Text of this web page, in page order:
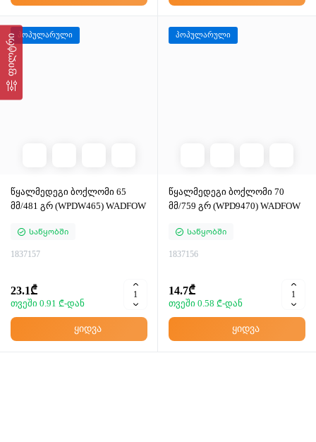
ფილტრი პოპულარული
წყალმედეგი ბოქლომი 65
მმ/481 გრ (WPDW465) WADFOW
Საწყობში
1837157
23.1₾
თვეში 0.91 ₾-დან
ყიდვა
პოპულარული
წყალმედეგი ბოქლომი 70
მმ/759 გრ (WPD9470) WADFOW
Საწყობში
1837156
14.7₾
თვეში 0.58 ₾-დან
ყიდვა